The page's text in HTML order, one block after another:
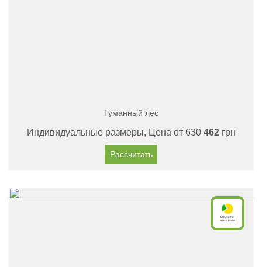
Туманный лес
Индивидуальные размеры, Цена от630 462грн
Рассчитать